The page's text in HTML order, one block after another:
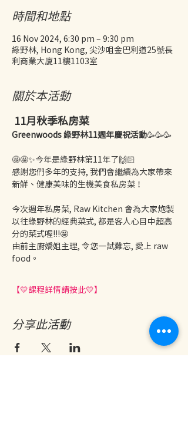
時間和地點
16 Nov 2024, 6:30 pm – 9:30 pm
綠野林, Hong Kong, 尖沙咀金巴利道25號長
利商業大廈11樓1103室
關於本活動
11月秋季私房菜
Greenwoods 綠野林11週年慶祝活動🥳🥳🥳
🤩🤩✨今年是綠野林第11年了🙌🏻
感謝您們多年的支持, 我們會繼續為大家帶來
新鮮、健康美味的生機美食私房菜！
今次週年私房菜, Raw Kitchen 會為大家炮製
以往綠野林的經典菜式, 都是客人心目中超高
分的菜式喔!!!🤩
由前主廚嬌姐主理, 令您一試難忘, 愛上 raw
food。
【💛課程詳情請按此💛】
分享此活動